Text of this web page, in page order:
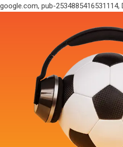
google.com, pub-2534885416531114,